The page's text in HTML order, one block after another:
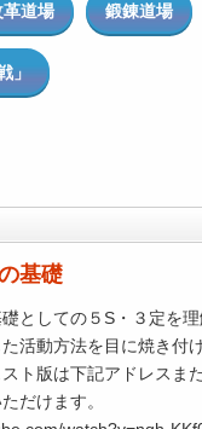
道場 鍛錬道場
」
基礎
としての５S・３定を
活動方法を目に焼き付
ト版は下記アドレスま
だけます。